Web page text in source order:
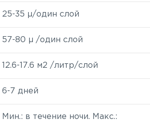
25-35 µ/один слой
57-80 µ /один слой
12.6-17.6 м2 /литр/слой
6-7 дней
Мин.: в течение ночи. Макс.: